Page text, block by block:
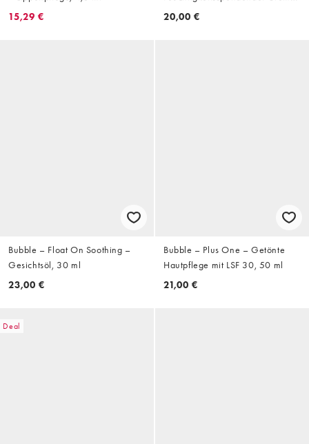
15,29 €
Gesichtsreiniger 125 ml
20,00 €
Bubble – Float On Soothing –
Gesichtsöl, 30 ml
23,00 €
Bubble – Plus One – Getönte
Hautpflege mit LSF 30, 50 ml
21,00 €
Deal